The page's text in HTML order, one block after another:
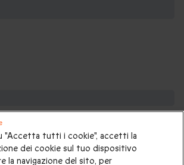
in Abruzzo|Dormire in un igloo
"Accetta tutti i cookie", accetti la
dei cookie sul tuo dispositivo
la navigazione del sito, per